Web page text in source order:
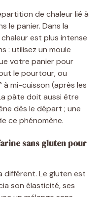
de chaleur lié à
le panier. Dans la
est plus intense
: utilisez un moule
votre panier pour
le pourtour, ou
à mi-cuisson (après les
pâte doit aussi être
dès le départ ; une
ce phénomène.
sans gluten pour
différent. Le gluten est
son élasticité, ses